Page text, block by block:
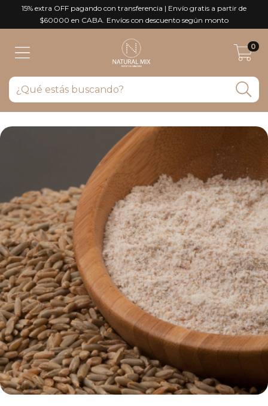
15% extra OFF pagando con transferencia | Envío gratis a partir de
$60000 en CABA. Envíos con descuento según monto
0